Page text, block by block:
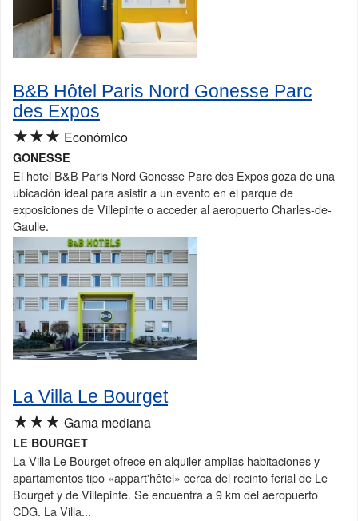
B&B Hôtel Paris Nord Gonesse Parc
des Expos
★★★ Económico
GONESSE
El hotel B&B Paris Nord Gonesse Parc des Expos goza de una
ubicación ideal para asistir a un evento en el parque de
exposiciones de Villepinte o acceder al aeropuerto Charles-de-
Gaulle.
La Villa Le Bourget
★★★ Gama mediana
LE BOURGET
La Villa Le Bourget ofrece en alquiler amplias habitaciones y
apartamentos tipo «appart'hôtel» cerca del recinto ferial de Le
Bourget y de Villepinte. Se encuentra a 9 km del aeropuerto
CDG. La Villa...